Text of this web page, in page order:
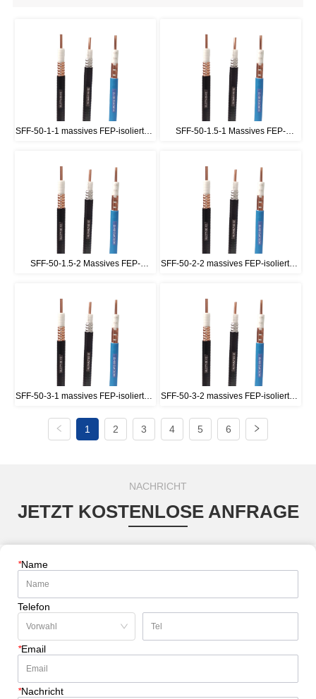
SFF-50-1-1 massives FEP-isoliertes
SFF-50-1.5-1 Massives FEP-
SFF-50-1.5-2 Massives FEP-
SFF-50-2-2 massives FEP-isoliertes
SFF-50-3-1 massives FEP-isoliertes
SFF-50-3-2 massives FEP-isoliertes
1 2 3 4 5 6
NACHRICHT
JETZT KOSTENLOSE ANFRAGE
*Name
Telefon
*Email
*Nachricht